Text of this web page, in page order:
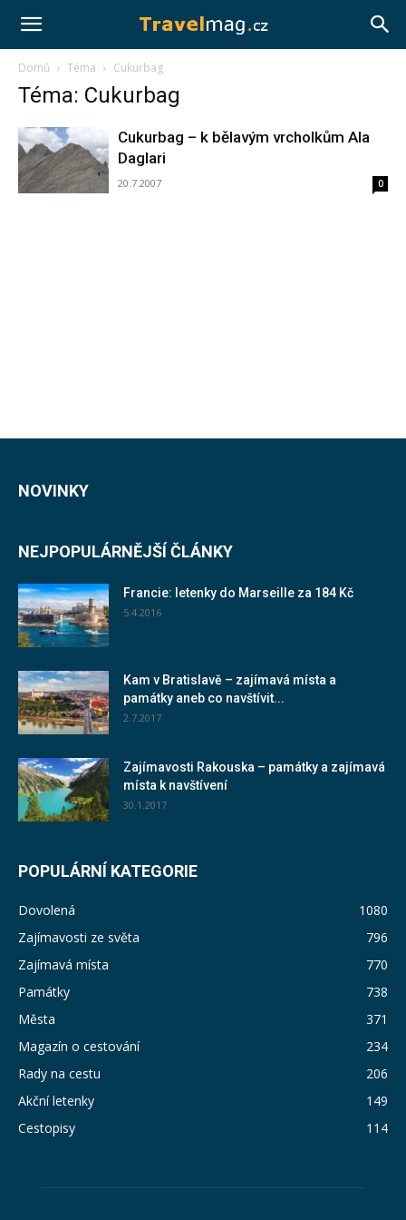
Travelmag.cz
Domů Téma Cukurbag
Téma: Cukurbag
Cukurbag – k bělavým vrcholkům Ala
Daglari
20.7.2007 0
NOVINKY
NEJPOPULÁRNĚJŠÍ ČLÁNKY
Francie: letenky do Marseille za 184 Kč
5.4.2016
Kam v Bratislavě – zajímavá místa a
památky aneb co navštívit...
2.7.2017
Zajímavosti Rakouska – památky a zajímavá
místa k navštívení
30.1.2017
POPULÁRNÍ KATEGORIE
Dovolená
1080
Zajímavosti ze světa
796
Zajímavá místa
770
Památky
738
Města
371
Magazín o cestování
234
Rady na cestu
206
Akční letenky
149
Cestopisy
114